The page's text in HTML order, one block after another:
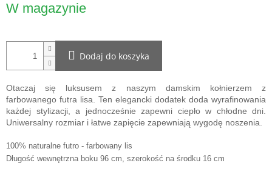
jednostkowa:
W magazynie
Dodaj do koszyka
Otaczaj się luksusem z naszym damskim kołnierzem z
farbowanego futra lisa. Ten elegancki dodatek doda wyrafinowania
każdej stylizacji, a jednocześnie zapewni ciepło w chłodne dni.
Uniwersalny rozmiar i łatwe zapięcie zapewniają wygodę noszenia.
100% naturalne futro - farbowany lis
Długość wewnętrzna boku 96 cm, szerokość na środku 16 cm